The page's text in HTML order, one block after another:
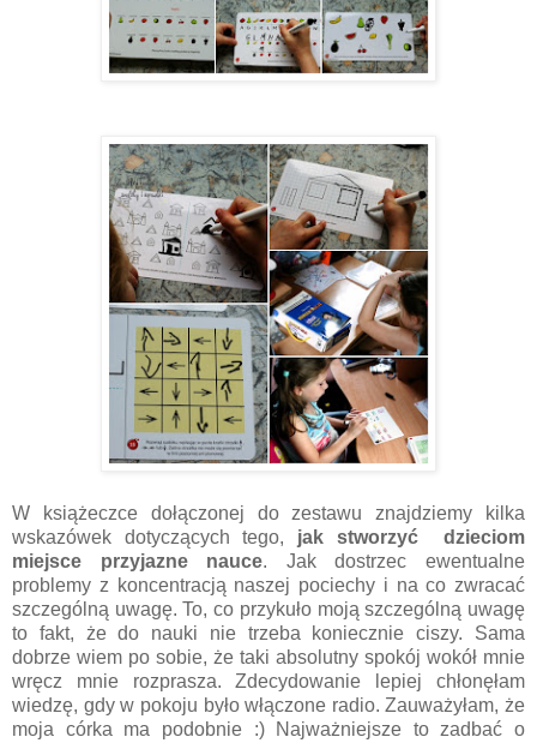
W książeczce dołączonej do zestawu znajdziemy kilka
wskazówek dotyczących tego, jak stworzyć dzieciom
miejsce przyjazne nauce. Jak dostrzec ewentualne
problemy z koncentracją naszej pociechy i na co zwracać
szczególną uwagę. To, co przykuło moją szczególną uwagę
to fakt, że do nauki nie trzeba koniecznie ciszy. Sama
dobrze wiem po sobie, że taki absolutny spokój wokół mnie
wręcz mnie rozprasza. Zdecydowanie lepiej chłonęłam
wiedzę, gdy w pokoju było włączone radio. Zauważyłam, że
moja córka ma podobnie :) Najważniejsze to zadbać o